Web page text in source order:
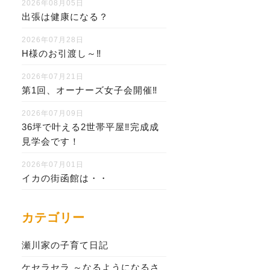
2026年08月05日
出張は健康になる？
2026年07月28日
H様のお引渡し～‼
2026年07月21日
第1回、オーナーズ女子会開催‼
2026年07月09日
36坪で叶える2世帯平屋‼完成成
見学会です！
2026年07月01日
イカの街函館は・・
カテゴリー
瀬川家の子育て日記
ケセラセラ ～なるようになるさ